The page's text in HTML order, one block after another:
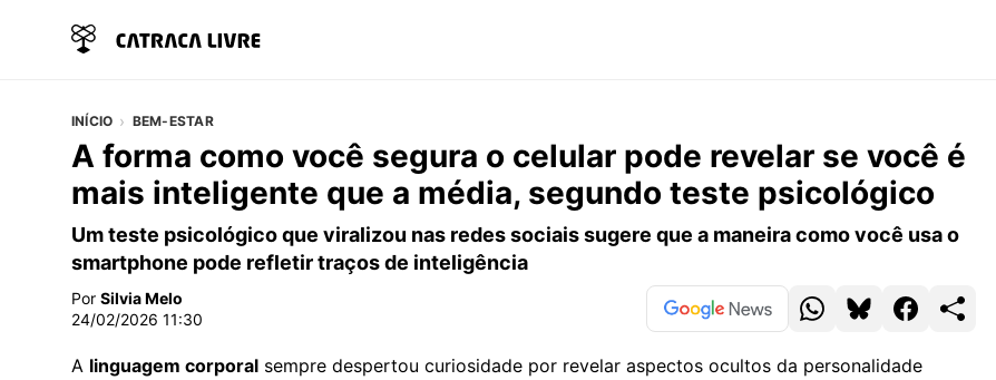
INÍCIO BEM-ESTAR
A forma como você segura o celular pode revelar se você é
mais inteligente que a média, segundo teste psicológico
Um teste psicológico que viralizou nas redes sociais sugere que a maneira como você usa o
smartphone pode refletir traços de inteligência
Por Silvia Melo
24/02/2026 11:30
A linguagem corporal sempre despertou curiosidade por revelar aspectos ocultos da personalidade